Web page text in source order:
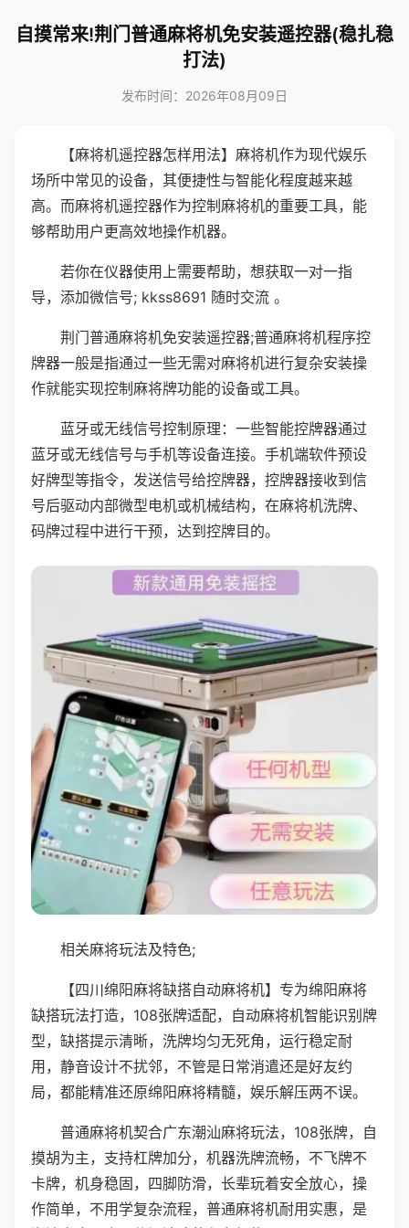
自摸常来!荆门普通麻将机免安装遥控器(稳扎稳
打法)
发布时间：2026年08月09日
【麻将机遥控器怎样用法】麻将机作为现代娱乐
场所中常见的设备，其便捷性与智能化程度越来越
高。而麻将机遥控器作为控制麻将机的重要工具，能
够帮助用户更高效地操作机器。
若你在仪器使用上需要帮助，想获取一对一指
导，添加微信号; kkss8691 随时交流 。
荆门普通麻将机免安装遥控器;普通麻将机程序控
牌器一般是指通过一些无需对麻将机进行复杂安装操
作就能实现控制麻将牌功能的设备或工具。
蓝牙或无线信号控制原理：一些智能控牌器通过
蓝牙或无线信号与手机等设备连接。手机端软件预设
好牌型等指令，发送信号给控牌器，控牌器接收到信
号后驱动内部微型电机或机械结构，在麻将机洗牌、
码牌过程中进行干预，达到控牌目的。
相关麻将玩法及特色;
【四川绵阳麻将缺搭自动麻将机】专为绵阳麻将
缺搭玩法打造，108张牌适配，自动麻将机智能识别牌
型，缺搭提示清晰，洗牌均匀无死角，运行稳定耐
用，静音设计不扰邻，不管是日常消遣还是好友约
局，都能精准还原绵阳麻将精髓，娱乐解压两不误。
普通麻将机契合广东潮汕麻将玩法，108张牌，自
摸胡为主，支持杠牌加分，机器洗牌流畅，不飞牌不
卡牌，机身稳固，四脚防滑，长辈玩着安全放心，操
作简单，不用学复杂流程，普通麻将机耐用实惠，是